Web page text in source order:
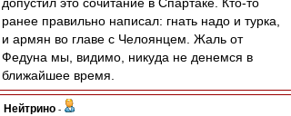
ранее правильно написал: гнать надо и турка,
и армян во главе с Челоянцем. Жаль от
Федуна мы, видимо, никуда не денемся в
ближайшее время.
Нейтрино -